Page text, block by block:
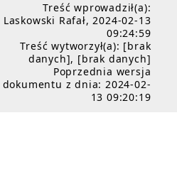
Treść wprowadził(a):
Laskowski Rafał, 2024-02-13
09:24:59
Treść wytworzył(a): [brak
danych], [brak danych]
Poprzednia wersja
dokumentu z dnia: 2024-02-
13 09:20:19